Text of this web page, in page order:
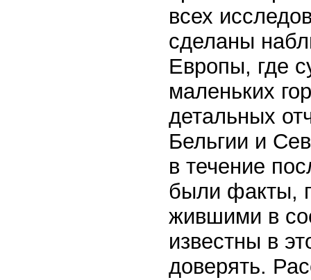
всех
сделаны
Европы, где
маленьких
детальных
Бельгии и
в течение
были факты,
жившими в
известны в
доверять.